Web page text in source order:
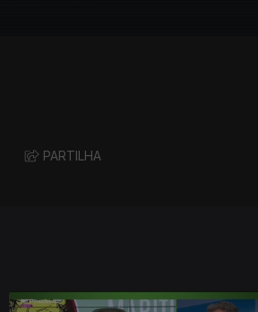
PARTILHA